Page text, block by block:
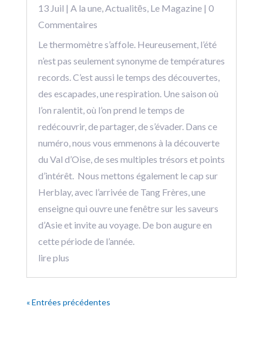
13 Juil | A la une,Actualitēs, Le Magazine| 0
Commentaires
Le thermomètre s’affole. Heureusement, l’été
n’est pas seulement synonyme de températures
records. C’est aussi le temps des découvertes,
des escapades, une respiration. Une saison où
l’on ralentit, où l’on prend le temps de
redécouvrir, de partager, de s’évader. Dans ce
numéro, nous vous emmenons à la découverte
du Val d’Oise, de ses multiples trésors et points
d’intérêt. Nous mettons également le cap sur
Herblay, avec l’arrivée de Tang Frères, une
enseigne qui ouvre une fenêtre sur les saveurs
d’Asie et invite au voyage. De bon augure en
cette période de l’année.
lire plus
« Entrées précédentes